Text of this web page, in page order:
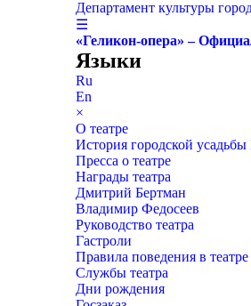
Департамент культуры
☰
«Геликон-опера» –
Языки
Ru
En
×
О театре
История городской
Пресса о театре
Награды театра
Дмитрий Бертман
Владимир Федосеев
Руководство театра
Гастроли
Правила поведения в театре
Службы театра
Дни рождения